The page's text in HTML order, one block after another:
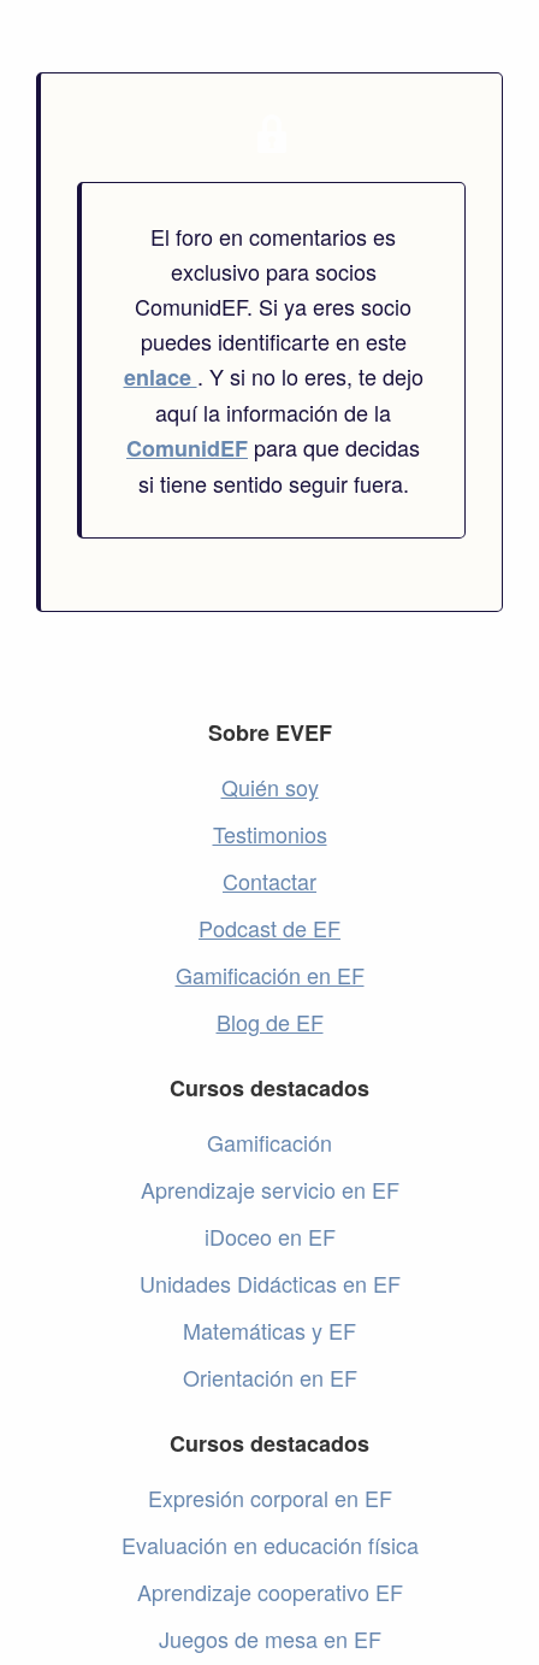
El foro en comentarios es
exclusivo para socios
ComunidEF. Si ya eres socio
puedes identificarte en este
enlace . Y si no lo eres, te dejo
aquí la información de la
ComunidEF para que decidas
si tiene sentido seguir fuera.
Sobre EVEF
Quién soy
Testimonios
Contactar
Podcast de EF
Gamificación en EF
Blog de EF
Cursos destacados
Gamificación
Aprendizaje servicio en EF
iDoceo en EF
Unidades Didácticas en EF
Matemáticas y EF
Orientación en EF
Cursos destacados
Expresión corporal en EF
Evaluación en educación física
Aprendizaje cooperativo EF
Juegos de mesa en EF